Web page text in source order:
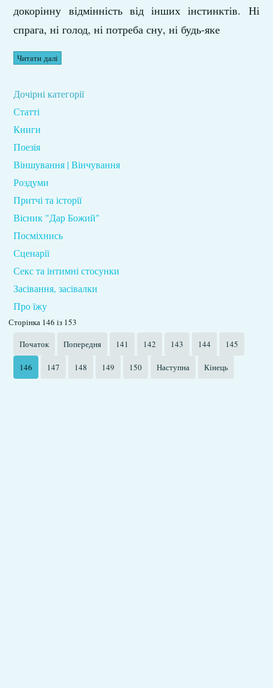
докорінну відмінність від інших інстинктів. Ні
спрага, ні голод, ні потреба сну, ні будь-яке
Читати далі
Дочірні категорії
Статті
Книги
Поезія
Віншування | Вінчування
Роздуми
Притчі та історії
Вісник "Дар Божий"
Посміхнись
Сценарії
Секс та інтимні стосунки
Засівання, засівалки
Про їжу
Сторінка 146 із 153
Початок
Попередня 141 142 143 144 145
146 147 148 149 150 Наступна Кінець